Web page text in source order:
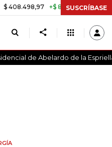
+$ 8.753,81 +2,19%
SUSCRÍBASE
de Abelardo de la